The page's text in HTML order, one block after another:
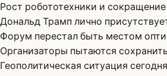
Рост робототехники и
Дональд Трамп лично
Форум перестал быть местом
Организаторы пытаются
Геополитическая ситуация